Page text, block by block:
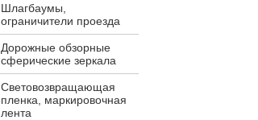
Шлагбаумы,
ограничители проезда
Дорожные обзорные
сферические зеркала
Световозвращающая
пленка, маркировочная
лента